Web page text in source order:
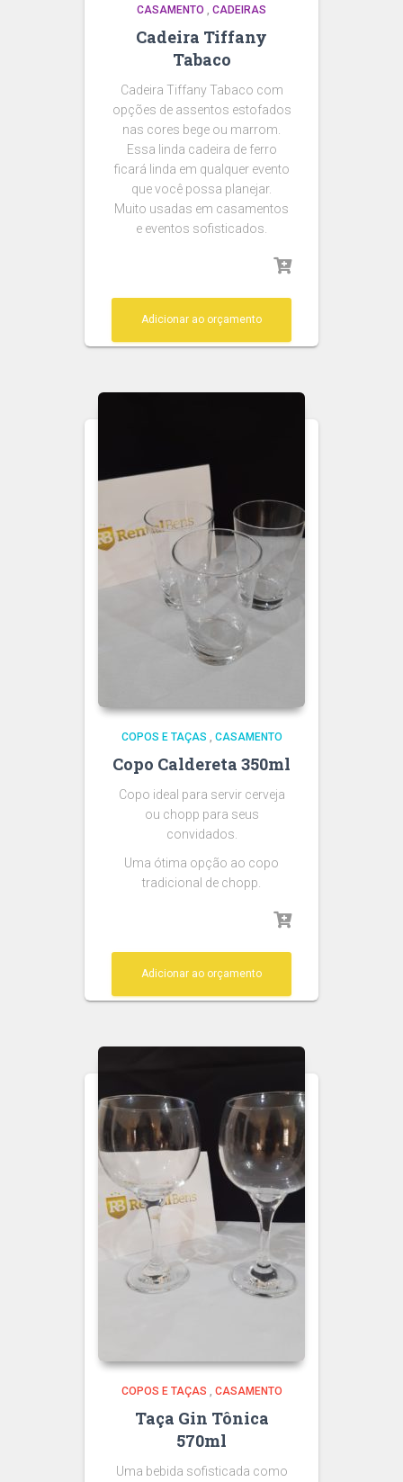
CASAMENTO , CADEIRAS
Cadeira Tiffany
Tabaco
Cadeira Tiffany Tabaco com
opções de assentos estofados
nas cores bege ou marrom.
Essa linda cadeira de ferro
ficará linda em qualquer evento
que você possa planejar.
Muito usadas em casamentos
e eventos sofisticados.
Adicionar ao orçamento
COPOS E TAÇAS , CASAMENTO
Copo Caldereta 350ml
Copo ideal para servir cerveja
ou chopp para seus
convidados.
Uma ótima opção ao copo
tradicional de chopp.
Adicionar ao orçamento
COPOS E TAÇAS , CASAMENTO
Taça Gin Tônica
570ml
Uma bebida sofisticada como